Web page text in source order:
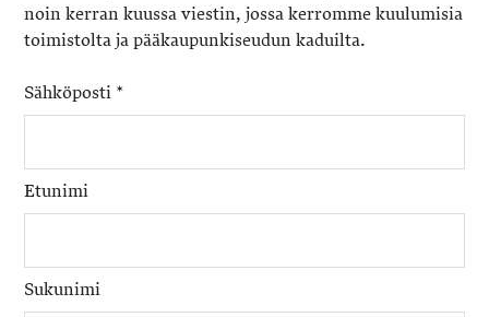
noin kerran kuussa viestin, jossa kerromme kuulumisia
toimistolta ja pääkaupunkiseudun kaduilta.
Sähköposti *
Etunimi
Sukunimi